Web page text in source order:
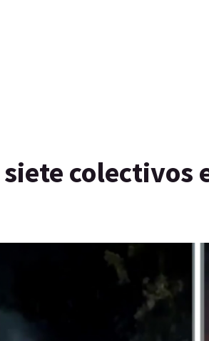
colectivos